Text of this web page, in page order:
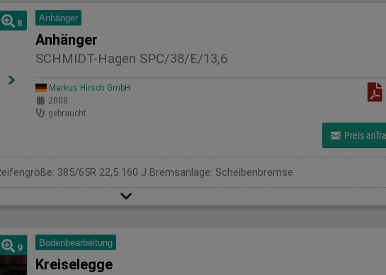
8 Anhänger
Anhänger
SCHMIDT-Hagen SPC/38/E/13,6
Markus Hirsch GmbH
2008
gebraucht
Preis
385/65R 22,5 160 J Bremsanlage: Scheibenbremse
9 Bodenbearbeitung
Kreiselegge